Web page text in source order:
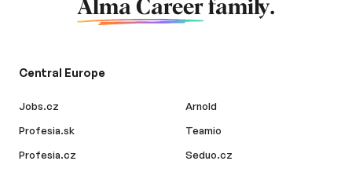
Alma Career family.
Central Europe
Jobs.cz
Profesia.sk
Profesia.cz
Arnold
Teamio
Seduo.cz